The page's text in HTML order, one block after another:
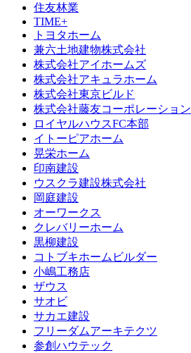
住友林業
TIME+
トヨタホーム
兼六土地建物株式会社
株式会社アイホームズ
株式会社アキュラホーム
株式会社東京ビルド
株式会社藤友コーポレーション
ロイヤルハウスFC本部
イトーピアホーム
晃栄ホーム
印南建設
ウスクラ建設株式会社
岡庭建設
オーワークス
クレバリーホーム
黒柳建設
コトブキホームビルダー
小嶋工務店
ザウス
サオビ
サカエ建設
フリーダムアーキテクツ
参創ハウテック